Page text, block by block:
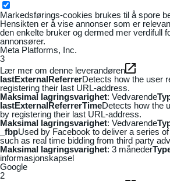
Markedsførings-cookies brukes til å spore
Hensikten er å vise annonser som er
den enkelte bruker og dermed mer verdifull
annonsører.
Meta Platforms, Inc.
3
Lær mer om denne leverandøren
lastExternalReferrerDetects how the user
registering their last URL-address.
Maksimal lagringsvarighet: Vedvarende
lastExternalReferrerTimeDetects how the
by registering their last URL-address.
Maksimal lagringsvarighet: Vedvarende
_fbpUsed by Facebook to deliver a series
such as real time bidding from third party
Maksimal lagringsvarighet: 3 måneder
informasjonskapsel
Google
2